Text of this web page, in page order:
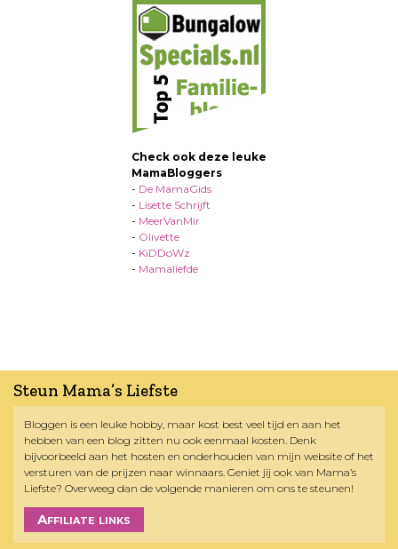
Check ook deze leuke
MamaBloggers
- De MamaGids
- Lisette Schrijft
- MeerVanMir
- Olivette
- KiDDoWz
- Mamaliefde
Steun Mama’s Liefste
Bloggen is een leuke hobby, maar kost best veel tijd en aan het
hebben van een blog zitten nu ook eenmaal kosten. Denk
bijvoorbeeld aan het hosten en onderhouden van mijn website of het
versturen van de prijzen naar winnaars. Geniet jij ook van Mama’s
Liefste? Overweeg dan de volgende manieren om ons te steunen!
Affiliate links